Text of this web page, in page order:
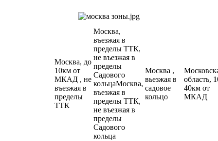
Москва, до
10км от
МКАД , не
въезжая в
пределы
ТТК
Москва,
въезжая в
пределы ТТК,
не въезжая в
пределы
Садового
кольцаМосква,
въезжая в
пределы ТТК,
не въезжая в
пределы
Садового
кольца
Москва ,
вьезжая в
садовое
кольцо
область,
40км от
МКАД